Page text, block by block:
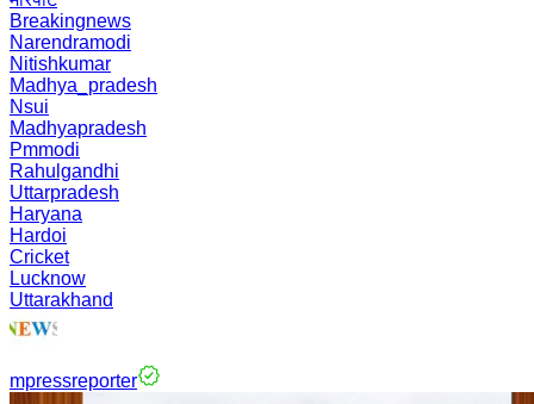
Breakingnews
Narendramodi
Nitishkumar
Madhya_pradesh
Nsui
Madhyapradesh
Pmmodi
Rahulgandhi
Uttarpradesh
Haryana
Hardoi
Cricket
Lucknow
Uttarakhand
mpressreporter